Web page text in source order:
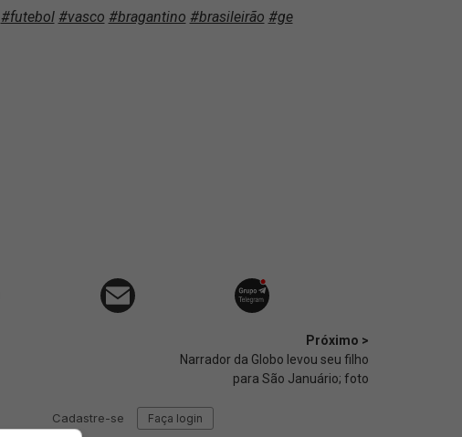
#futebol #vasco #bragantino #brasileirão #ge
Próximo >
Narrador da Globo levou seu filho
para São Januário; foto